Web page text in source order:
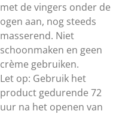
met de vingers onder de
ogen aan, nog steeds
masserend. Niet
schoonmaken en geen
crème gebruiken.
Let op: Gebruik het
product gedurende 72
uur na het openen van